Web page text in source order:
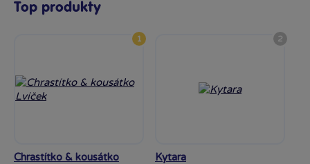
Top produkty
1
Chrastítko & kousátko
2
Kytara